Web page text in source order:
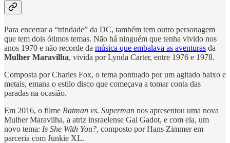
Para encerrar a “trindade” da DC, também tem outro personagem
que tem dois ótimos temas. Não há ninguém que tenha vivido nos
anos 1970 e não recorde da música que embalava as aventuras da
Mulher Maravilha, vivida por Lynda Carter, entre 1976 e 1978.
Composta por Charles Fox, o tema pontuado por um agitado baixo e
metais, emana o estilo disco que começava a tomar conta das
paradas na ocasião.
Em 2016, o filme Batman vs. Superman nos apresentou uma nova
Mulher Maravilha, a atriz insraelense Gal Gadot, e com ela, um
novo tema: Is She With You?, composto por Hans Zimmer em
parceria com Junkie XL.